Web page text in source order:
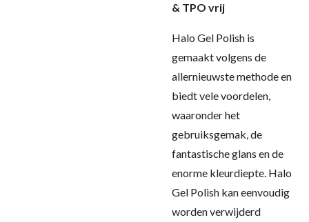
& TPO vrij
Halo Gel Polish is
gemaakt volgens de
allernieuwste methode en
biedt vele voordelen,
waaronder het
gebruiksgemak, de
fantastische glans en de
enorme kleurdiepte. Halo
Gel Polish kan eenvoudig
worden verwijderd